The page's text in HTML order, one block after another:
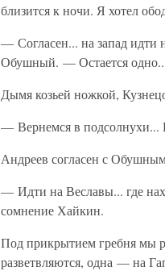
близится к ночи. Я хотел
— Согласен... на запад идти
Обушный. — Остается
Дымя козьей ножкой,
— Вернемся в подсолнухи...
Андреев согласен с
— Идти на Веславы... где
сомнение Хайкин.
Под прикрытием гребня мы
разветвляются, одна — на